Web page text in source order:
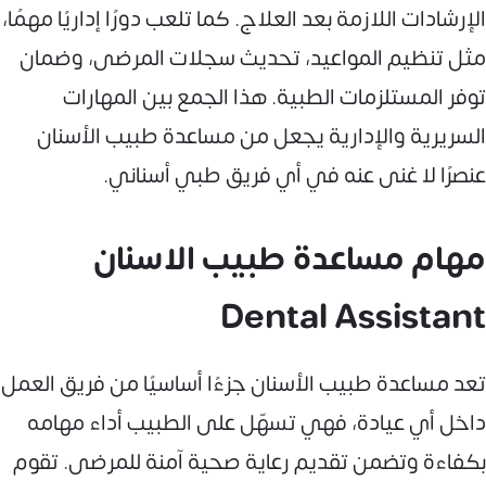
الإرشادات اللازمة بعد العلاج. كما تلعب دورًا إداريًا مهمًا،
مثل تنظيم المواعيد، تحديث سجلات المرضى، وضمان
توفر المستلزمات الطبية. هذا الجمع بين المهارات
السريرية والإدارية يجعل من مساعدة طبيب الأسنان
عنصرًا لا غنى عنه في أي فريق طبي أسناني.
مهام مساعدة طبيب الاسنان
Dental Assistant
تعد مساعدة طبيب الأسنان جزءًا أساسيًا من فريق العمل
داخل أي عيادة، فهي تسهّل على الطبيب أداء مهامه
بكفاءة وتضمن تقديم رعاية صحية آمنة للمرضى. تقوم